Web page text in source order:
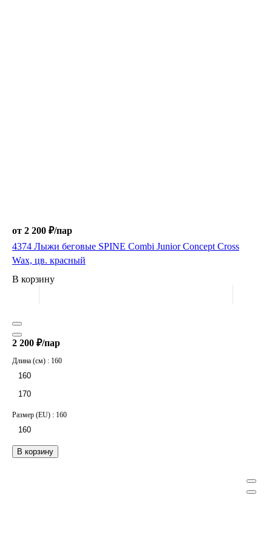
от 2 200 ₽/пар
4374 Лыжи беговые SPINE Combi Junior Concept Cross
Wax, цв. красный
В корзину
В корзину
2 200 ₽/пар
Длина (см) : 160
160
170
Размер (EU) : 160
160